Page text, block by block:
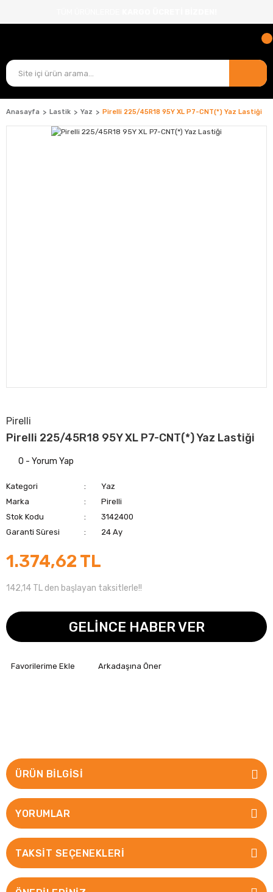
Anasayfa Lastik Yaz Pirelli 225/45R18 95Y XL P7-CNT(*) Yaz Lastiği
Pirelli
Pirelli 225/45R18 95Y XL P7-CNT(*) Yaz Lastiği
0 - Yorum Yap
Kategori
Yaz
Marka
Pirelli
Stok Kodu
3142400
Garanti Süresi
24 Ay
1.374,62 TL
142,14 TL den başlayan taksitlerle!!
GELİNCE HABER VER
Arkadaşına Öner
ÜRÜN BILGISI
YORUMLAR
TAKSIT SEÇENEKLERI